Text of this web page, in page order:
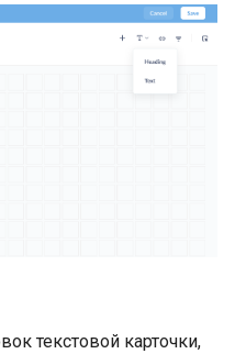
текстовой карточки,